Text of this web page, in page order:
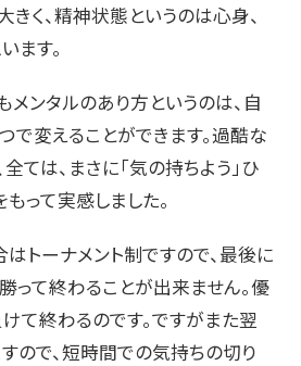
きく、精神状態というのは心身、
ます。
ンタルのあり方というのは、自
で変えることができます。過酷な
ては、まさに「気の持ちよう」ひ
って実感しました。
トーナメント制ですので、最後に
って終わることが出来ません。優
て終わるのです。ですがまた翌
ので、短時間での気持ちの切り